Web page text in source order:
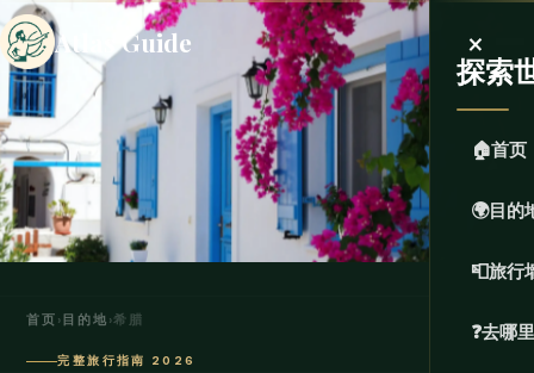
Atlas Guide ×
探索
🏠首页
🌍目的
📮旅行
❓去哪
首页 › 目的地 ›希腊
完整旅行指南 2026